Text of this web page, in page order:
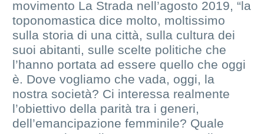
movimento La Strada nell’agosto 2019, “la
toponomastica dice molto, moltissimo
sulla storia di una città, sulla cultura dei
suoi abitanti, sulle scelte politiche che
l’hanno portata ad essere quello che oggi
è. Dove vogliamo che vada, oggi, la
nostra società? Ci interessa realmente
l’obiettivo della parità tra i generi,
dell’emancipazione femminile? Quale